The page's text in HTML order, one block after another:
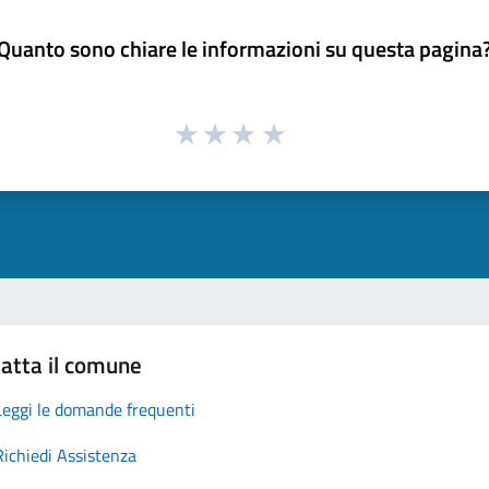
sono chiare le informazioni su questa
il comune
le domande frequenti
Assistenza